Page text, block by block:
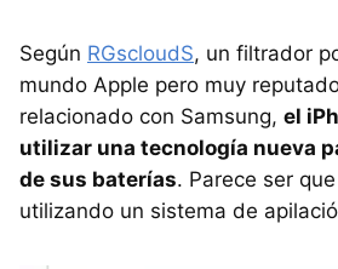
Según RGscloudS, un filtrador
mundo Apple pero muy
relacionado con Samsung, el
utilizar una tecnología nueva
de sus baterías. Parece ser
utilizando un sistema de